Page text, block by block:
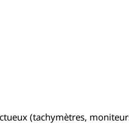
(tachymètres,